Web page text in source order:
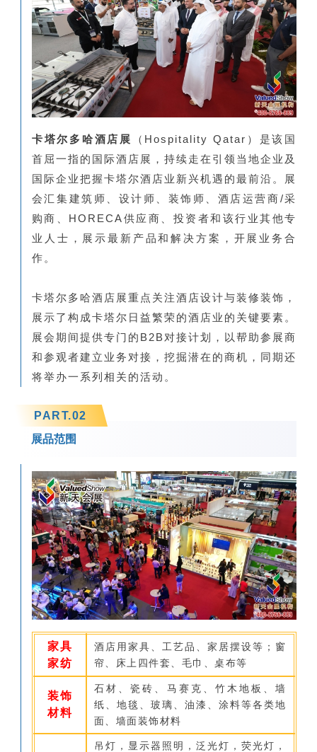
卡塔尔多哈酒店展
（Hospitality Qatar）是该国
首屈一指的国际酒店展，持续走在引领当地企业及
国际企业把握卡塔尔酒店业新兴机遇的最前沿。展
会汇集建筑师、设计师、装饰师、酒店运营商/采
购商、HORECA供应商、投资者和该行业其他专
业人士，展示最新产品和解决方案，开展业务合
作。
卡塔尔多哈酒店展重点关注酒店设计与装修装饰，
展示了构成卡塔尔日益繁荣的酒店业的关键要素。
展会期间提供专门的B2B对接计划，以帮助参展商
和参观者建立业务对接，挖掘潜在的商机，同期还
将举办一系列相关的活动。
PART.02
展品范围
家具
家纺
酒店用家具、工艺品、家居摆设等；窗
帘、床上四件套、毛巾、桌布等
装饰
材料
石材、瓷砖、马赛克、竹木地板、墙
纸、地毯、玻璃、油漆、涂料等各类地
面、墙面装饰材料
吊灯，显示器照明，泛光灯，荧光灯，